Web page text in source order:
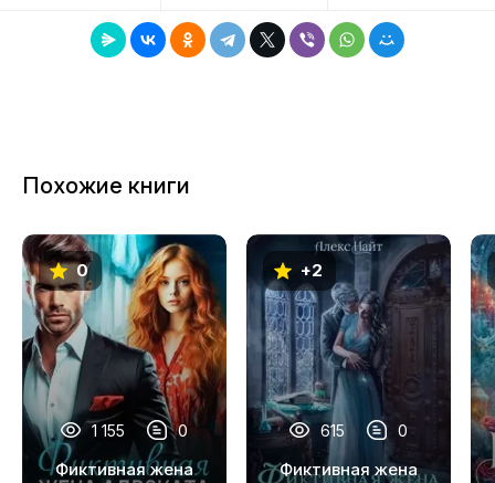
12
13
14
15
16
17
18
Похожие книги
0
1 155 0
Фиктивная жена
+2
615 0
Фиктивная жена